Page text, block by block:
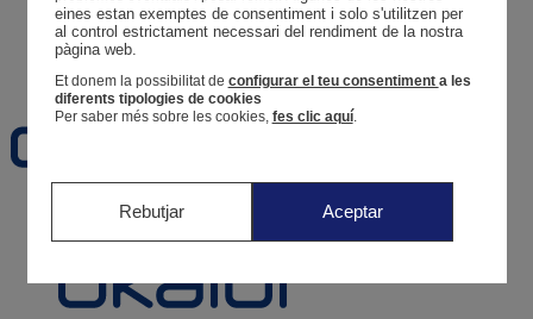
Tus pedidos
Cesta
Favoritos
Recién nacido0-12 meses
eines estan exemptes de consentiment i solo s'utilitzen per
al control estrictament necessari del rendiment de la nostra
pàgina web.
Et donem la possibilitat de configurar el teu consentiment a les
diferents tipologies de cookies
Per saber més sobre les cookies, fes clic aquí.
Rebutjar Aceptar